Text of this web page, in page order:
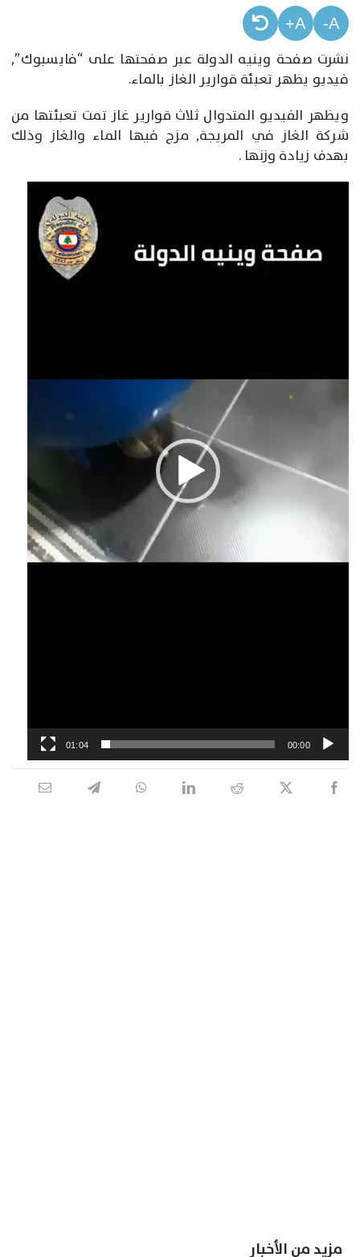
A-
A+
نشرت صفحة وينيه الدولة عبر صفحتها على “فايسبوك”,
فيديو يظهر تعبئة قوارير الغاز بالماء.
ويظهر الفيديو المتدوال ثلاث قوارير غاز تمت تعبئتها من
شركة الغاز في المريجة, مزج فيها الماء والغاز وذلك
بهدف زيادة وزنها .
00:00
01:04
مزيد من الأخبار